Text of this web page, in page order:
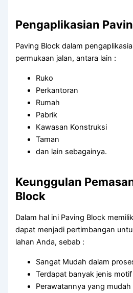
Pengaplikasian
Paving Block dalam
permukaan jalan, antara lain :
Ruko
Perkantoran
Rumah
Pabrik
Kawasan Konstruksi
Taman
dan lain sebagainya.
Keunggulan
Block
Dalam hal ini Paving Block
dapat menjadi pertimbangan
lahan Anda, sebab :
Sangat Mudah dalam
Terdapat banyak jenis motif
Perawatannya yang mudah